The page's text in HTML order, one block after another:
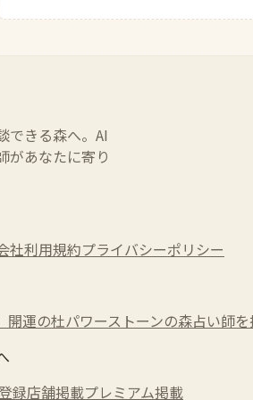
できる森へ。AI
があなたに寄り
社利用規約プライバシーポリシー
開運の杜パワーストーンの森占い師
録店舗掲載プレミアム掲載